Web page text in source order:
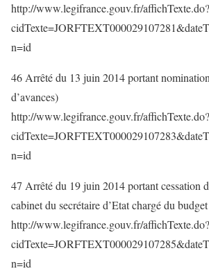
http://www.legifrance.gouv.fr/affichTexte.do?
n=id
46 Arrêté du 13 juin 2014 portant
d’avances)
http://www.legifrance.gouv.fr/affichTexte.do?
n=id
47 Arrêté du 19 juin 2014 portant cessation
cabinet du secrétaire d’Etat chargé du budget
http://www.legifrance.gouv.fr/affichTexte.do?
n=id